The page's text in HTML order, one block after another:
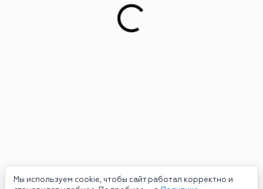
Мы используем cookie, чтобы сайт работал корректно и